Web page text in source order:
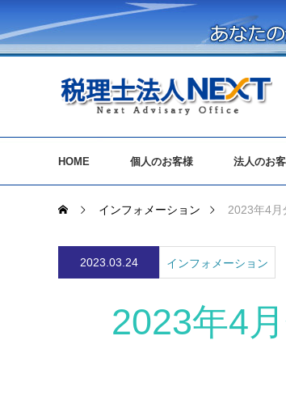
HOME 個人のお客様 法人のお
インフォメーション 2023年4
2023.03.24 インフォメーション
2023年4